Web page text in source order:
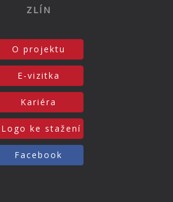
ZLÍN
O projektu
E-vizitka
Kariéra
Logo ke stažení
Facebook